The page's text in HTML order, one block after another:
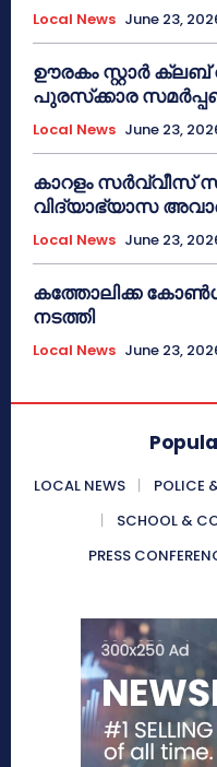
Local News June 23,
ഊരകം സ്റ്റാർ
പുരസ്‌ക്കാര
Local News June 23,
കാറളം സർവ്വീസ്
വിദ്യാഭ്യാസ
Local News June 23,
കത്തോലിക്ക
നടത്തി
Local News June 23,
LOCAL NEWS POLICE
SCHOOL &
PRESS